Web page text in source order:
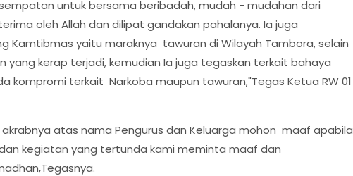
untuk bersama beribadah, mudah - mudahan dari
oleh Allah dan dilipat gandakan pahalanya. Ia juga
Kamtibmas yaitu maraknya tawuran di Wilayah Tambora, selain
yang kerap terjadi, kemudian Ia juga tegaskan terkait bahaya
kompromi terkait Narkoba maupun tawuran,"Tegas Ketua RW 01
akrabnya atas nama Pengurus dan Keluarga mohon maaf apabila
kegiatan yang tertunda kami meminta maaf dan